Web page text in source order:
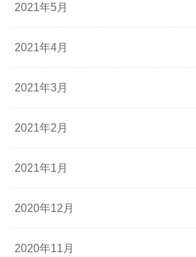
2021年5月
2021年4月
2021年3月
2021年2月
2021年1月
2020年12月
2020年11月